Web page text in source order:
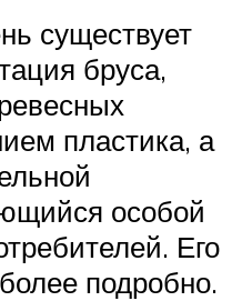
существует
бруса,
пластика, а
особой
Его
подробно.